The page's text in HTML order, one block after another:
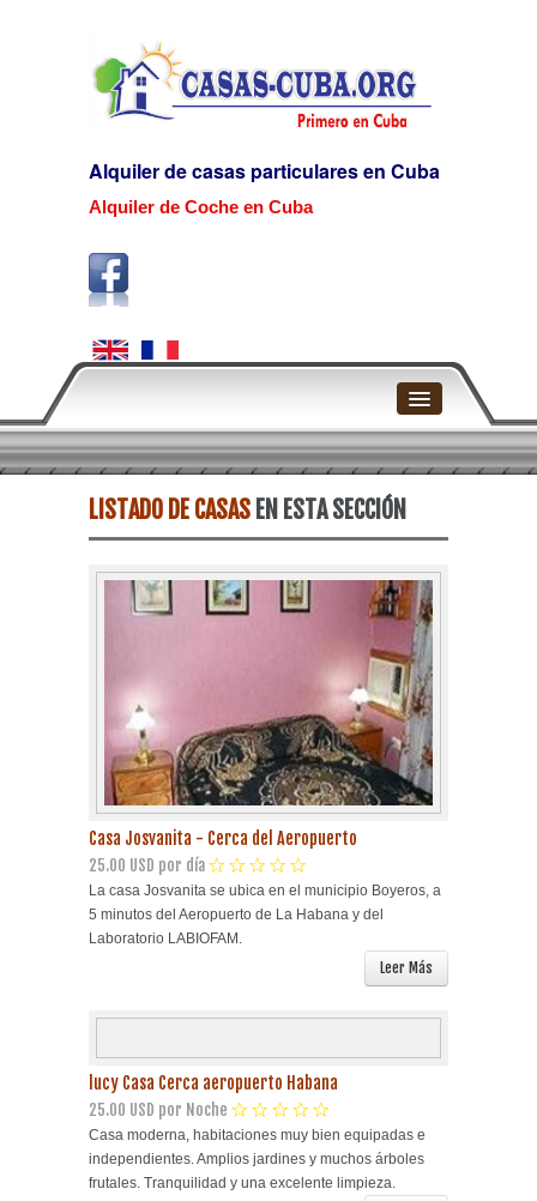
Alquiler de casas particulares en Cuba
Alquiler de Coche en Cuba
Home
La Habana
Playa Habana
Cienfuegos
Trinidad
Otras Ciudades
Otros Servicios
LISTADO DE CASAS EN ESTA SECCIÓN
Casa Josvanita - Cerca del Aeropuerto
25.00 USD por día
La casa Josvanita se ubica en el municipio Boyeros, a
5 minutos del Aeropuerto de La Habana y del
Laboratorio LABIOFAM.
Leer Más
lucy Casa Cerca aeropuerto Habana
25.00 USD por Noche
Casa moderna, habitaciones muy bien equipadas e
independientes. Amplios jardines y muchos árboles
frutales. Tranquilidad y una excelente limpieza.